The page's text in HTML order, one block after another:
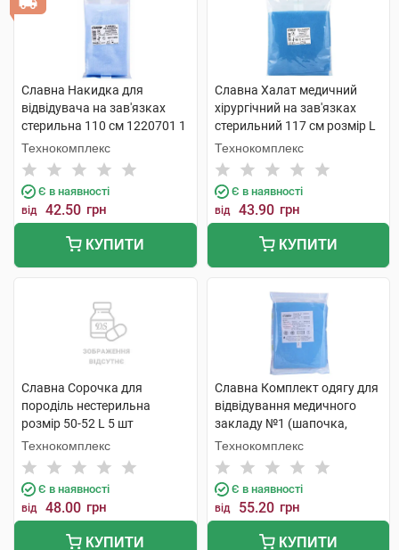
Славна Накидка для
відвідувача на зав'язках
стерильна 110 см 1220701 1
шт
Технокомплекс
Є в наявності
від 42.50 грн
КУПИТИ
Славна Халат медичний
хірургічний на зав'язках
стерильний 117 см розмір L
(50-52) 1220507 1 шт
Технокомплекс
Є в наявності
від 43.90 грн
КУПИТИ
Славна Сорочка для
породіль нестерильна
розмір 50-52 L 5 шт
Технокомплекс
Є в наявності
від 48.00 грн
КУПИТИ
Славна Комплект одягу для
відвідування медичного
закладу №1 (шапочка,
маска, накидка, бахіли)
1231201 1 шт
Технокомплекс
Є в наявності
від 55.20 грн
КУПИТИ